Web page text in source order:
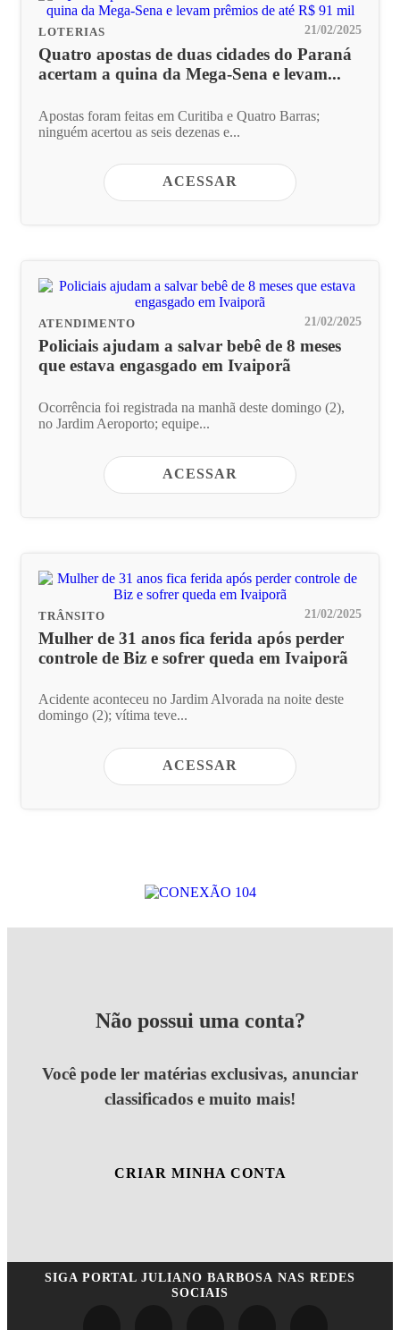
LOTERIAS 21/02/2025
Quatro apostas de duas cidades do Paraná
acertam a quina da Mega-Sena e levam...
Apostas foram feitas em Curitiba e Quatro Barras;
ninguém acertou as seis dezenas e...
ACESSAR
ATENDIMENTO 21/02/2025
Policiais ajudam a salvar bebê de 8 meses
que estava engasgado em Ivaiporã
Ocorrência foi registrada na manhã deste domingo (2),
no Jardim Aeroporto; equipe...
ACESSAR
TRÂNSITO 21/02/2025
Mulher de 31 anos fica ferida após perder
controle de Biz e sofrer queda em Ivaiporã
Acidente aconteceu no Jardim Alvorada na noite deste
domingo (2); vítima teve...
ACESSAR
Não possui uma conta?
Você pode ler matérias exclusivas, anunciar
classificados e muito mais!
CRIAR MINHA CONTA
SIGA PORTAL JULIANO BARBOSA NAS REDES
SOCIAIS